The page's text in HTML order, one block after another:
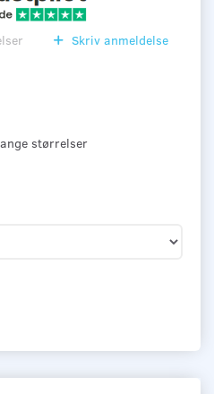
Skriv anmeldelse
størrelser